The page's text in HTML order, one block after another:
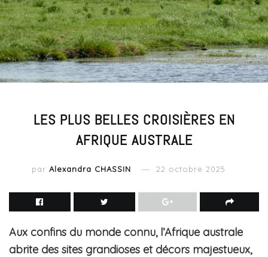
LES PLUS BELLES CROISIÈRES EN
AFRIQUE AUSTRALE
par Alexandra CHASSIN 22 octobre 2025
Aux confins du monde connu, l’Afrique australe
abrite des sites grandioses et décors majestueux,